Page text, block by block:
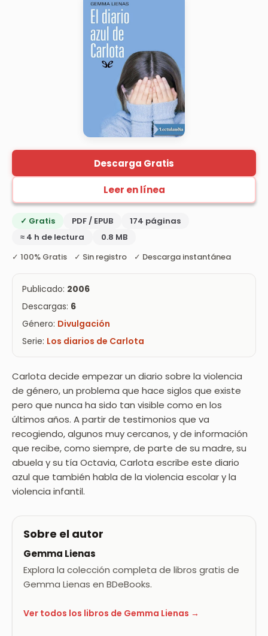
Descarga Gratis
Leer en línea
✓ Gratis PDF / EPUB
174 páginas
≈ 4 h de lectura
0.8 MB
✓ 100% Gratis ✓ Sin registro ✓ Descarga instantánea
Publicado: 2006
Descargas: 6
Género: Divulgación
Serie: Los diarios de Carlota
Carlota decide empezar un diario sobre la violencia
de género, un problema que hace siglos que existe
pero que nunca ha sido tan visible como en los
últimos años. A partir de testimonios que va
recogiendo, algunos muy cercanos, y de información
que recibe, como siempre, de parte de su madre, su
abuela y su tía Octavia, Carlota escribe este diario
azul que también habla de la violencia escolar y la
violencia infantil.
Sobre el autor
Gemma Lienas
Explora la colección completa de libros gratis de
Gemma Lienas en BDeBooks.
Ver todos los libros de Gemma Lienas →